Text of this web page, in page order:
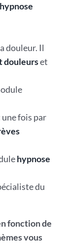
hypnose
douleur. Il
douleurset
fois par
hypnose
du
fonction de
vous